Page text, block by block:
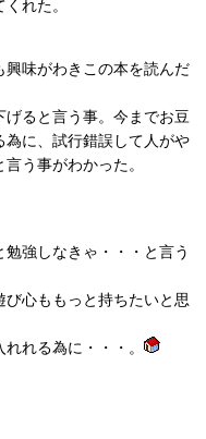
れた。
興味がわきこの本を読んだ
ると言う事。今までお豆
為に、試行錯誤して人がや
う事がわかった。
強しなきゃ・・・と言う
び心ももっと持ちたいと思
れれる為に・・・。